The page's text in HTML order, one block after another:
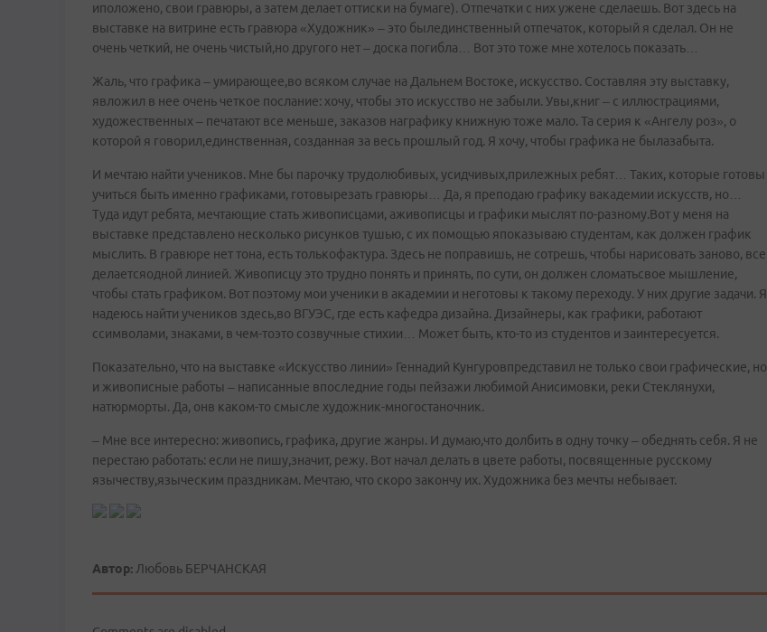
иположено, свои гравюры, а затем делает оттиски на бумаге). Отпечатки с них ужене сделаешь. Вот здесь на
выставке на витрине есть гравюра «Художник» – это былединственный отпечаток, который я сделал. Он не
очень четкий, не очень чистый,но другого нет – доска погибла… Вот это тоже мне хотелось показать…
Жаль, что графика – умирающее,во всяком случае на Дальнем Востоке, искусство. Составляя эту выставку,
явложил в нее очень четкое послание: хочу, чтобы это искусство не забыли. Увы,книг – с иллюстрациями,
художественных – печатают все меньше, заказов награфику книжную тоже мало. Та серия к «Ангелу роз», о
которой я говорил,единственная, созданная за весь прошлый год. Я хочу, чтобы графика не былазабыта.
И мечтаю найти учеников. Мне бы парочку трудолюбивых, усидчивых,прилежных ребят… Таких, которые готовы
учиться быть именно графиками, готовырезать гравюры… Да, я преподаю графику вакадемии искусств, но…
Туда идут ребята, мечтающие стать живописцами, аживописцы и графики мыслят по-разному.Вот у меня на
выставке представлено несколько рисунков тушью, с их помощью япоказываю студентам, как должен график
мыслить. В гравюре нет тона, есть толькофактура. Здесь не поправишь, не сотрешь, чтобы нарисовать заново, все
делаетсяодной линией. Живописцу это трудно понять и принять, по сути, он должен сломатьсвое мышление,
чтобы стать графиком. Вот поэтому мои ученики в академии и неготовы к такому переходу. У них другие задачи. Я
надеюсь найти учеников здесь,во ВГУЭС, где есть кафедра дизайна. Дизайнеры, как графики, работают
ссимволами, знаками, в чем-тоэто созвучные стихии… Может быть, кто-то из студентов и заинтересуется.
Показательно, что на выставке «Искусство линии» Геннадий Кунгуровпредставил не только свои графические, но
и живописные работы – написанные впоследние годы пейзажи любимой Анисимовки, реки Стеклянухи,
натюрморты. Да, онв каком-то смысле художник-многостаночник.
– Мне все интересно: живопись, графика, другие жанры. И думаю,что долбить в одну точку – обеднять себя. Я не
перестаю работать: если не пишу,значит, режу. Вот начал делать в цвете работы, посвященные русскому
язычеству,языческим праздникам. Мечтаю, что скоро закончу их. Художника без мечты небывает.
Автор: Любовь БЕРЧАНСКАЯ